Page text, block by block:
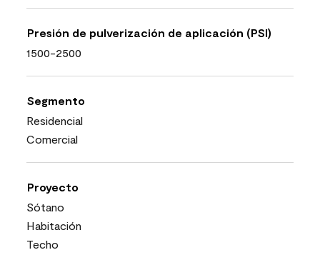
Presión de pulverización de aplicación (PSI)
1500-2500
Segmento
Residencial
Comercial
Proyecto
Sótano
Habitación
Techo